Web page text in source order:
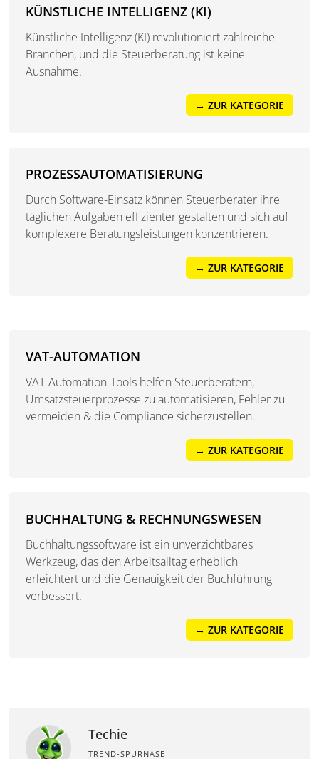
KÜNSTLICHE INTELLIGENZ (KI)
Künstliche Intelligenz (KI) revolutioniert zahlreiche
Branchen, und die Steuerberatung ist keine
Ausnahme.
→ ZUR KATEGORIE
PROZESSAUTOMATISIERUNG
Durch Software-Einsatz können Steuerberater ihre
täglichen Aufgaben effizienter gestalten und sich auf
komplexere Beratungsleistungen konzentrieren.
→ ZUR KATEGORIE
VAT-AUTOMATION
VAT-Automation-Tools helfen Steuerberatern,
Umsatzsteuerprozesse zu automatisieren, Fehler zu
vermeiden & die Compliance sicherzustellen.
→ ZUR KATEGORIE
BUCHHALTUNG & RECHNUNGSWESEN
Buchhaltungssoftware ist ein unverzichtbares
Werkzeug, das den Arbeitsalltag erheblich
erleichtert und die Genauigkeit der Buchführung
verbessert.
→ ZUR KATEGORIE
Techie
TREND-SPÜRNASE